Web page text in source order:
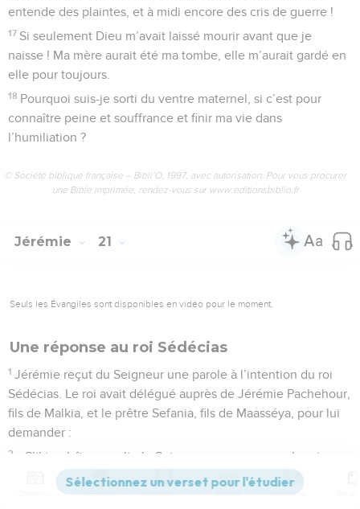
entende des plaintes, et à midi encore des cris de guerre !
17 Si seulement Dieu m’avait laissé mourir avant que je
naisse ! Ma mère aurait été ma tombe, elle m’aurait gardé en
elle pour toujours.
18 Pourquoi suis-je sorti du ventre maternel, si c’est pour
connaître peine et souffrance et finir ma vie dans
l’humiliation ?
© Société biblique française – Bibli’O, 1997, avec autorisation. Pour vous procurer
une Bible imprimée, rendez-vous sur www.editionsbiblio.fr
Jérémie 21
Seuls les Évangiles sont disponibles en vidéo pour le moment.
Une réponse au roi Sédécias
1 Jérémie reçut du Seigneur une parole à l’intention du roi
Sédécias. Le roi avait délégué auprès de Jérémie Pachehour,
fils de Malkia, et le prêtre Sefania, fils de Maasséya, pour lui
demander :
2
« S’il te plaît, consulte le Seigneur pour nous, car le roi
Nabucodonosor de Babylone est en guerre contre nous.
Peut-être le Seigneur fera-t-il un de ses miracles en notre
Versions Commentaires Strong